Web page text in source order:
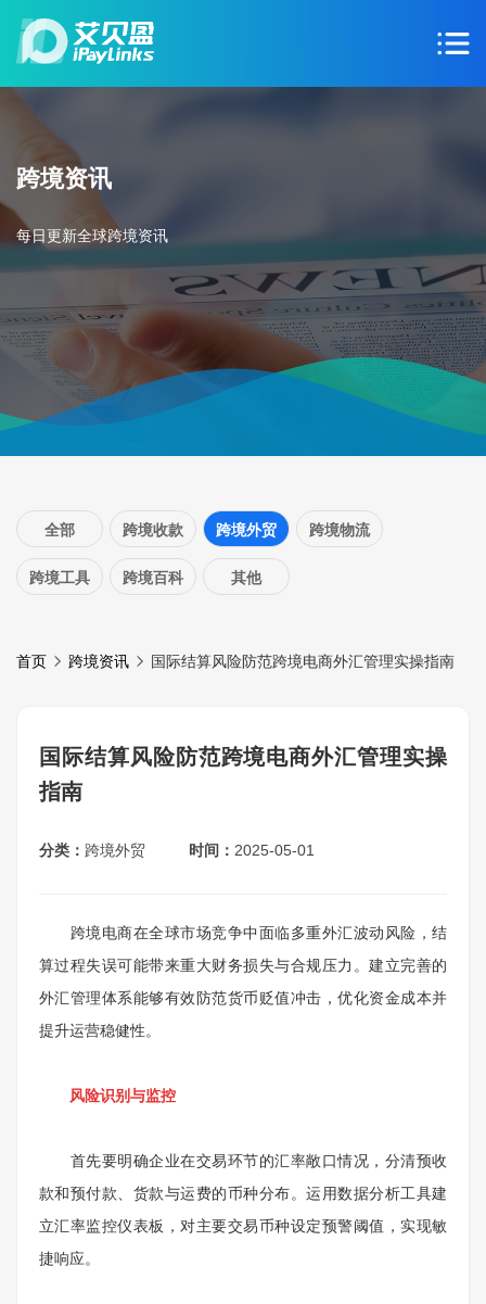
跨境资讯
每日更新全球跨境资讯
全部 跨境收款 跨境外贸 跨境物流
跨境工具 跨境百科 其他
首页 跨境资讯 国际结算风险防范跨境电商外汇管理实操指南
国际结算风险防范跨境电商外汇管理实操
指南
分类： 跨境外贸 时间： 2025-05-01
跨境电商在全球市场竞争中面临多重外汇波动风险，结
算过程失误可能带来重大财务损失与合规压力。建立完善的
外汇管理体系能够有效防范货币贬值冲击，优化资金成本并
提升运营稳健性。
风险识别与监控
首先要明确企业在交易环节的汇率敞口情况，分清预收
款和预付款、货款与运费的币种分布。运用数据分析工具建
立汇率监控仪表板，对主要交易币种设定预警阈值，实现敏
捷响应。